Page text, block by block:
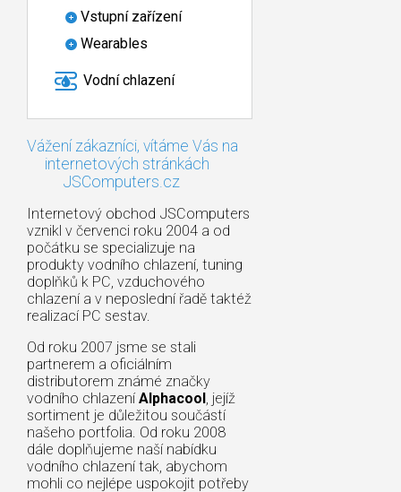
Vstupní zařízení
Wearables
Vodní chlazení
Vážení zákazníci, vítáme Vás na
internetových stránkách
JSComputers.cz
Internetový obchod JSComputers
vznikl v červenci roku 2004 a od
počátku se specializuje na
produkty vodního chlazení, tuning
doplňků k PC, vzduchového
chlazení a v neposlední řadě taktéž
realizací PC sestav.
Od roku 2007 jsme se stali
partnerem a oficiálním
distributorem známé značky
vodního chlazení Alphacool, jejíž
sortiment je důležitou součástí
našeho portfolia. Od roku 2008
dále doplňujeme naší nabídku
vodního chlazení tak, abychom
mohli co nejlépe uspokojit potřeby